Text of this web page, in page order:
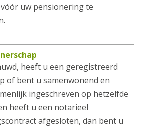
uw pensionering te
heeft u een geregistreerd
of bent u samenwonend en
ingeschreven op hetzelfde
heeft u een notarieel
afgesloten, dan bent u